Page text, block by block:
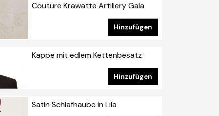
Couture Krawatte Artillery Gala
Hinzufügen
Kappe mit edlem Kettenbesatz
Hinzufügen
Satin Schlafhaube in Lila